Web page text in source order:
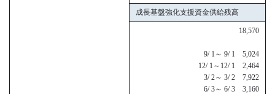
成長基盤強化支援資金供給残高
18,570
9/ 1～ 9/ 1 5,024
12/ 1～12/ 1 2,464
3/ 2～ 3/ 2 7,922
6/ 3～ 6/ 3 3,160